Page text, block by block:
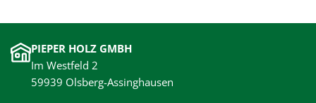
PIEPER HOLZ GMBH
Im Westfeld 2
59939 Olsberg-Assinghausen